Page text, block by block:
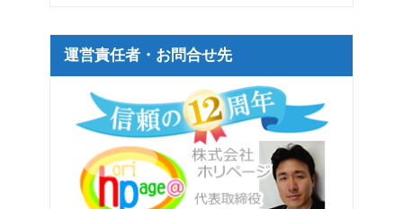
運営責任者・お問合せ先